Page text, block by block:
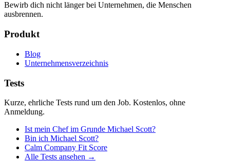
Bewirb dich nicht länger bei Unternehmen, die Menschen
ausbrennen.
Produkt
Blog
Unternehmensverzeichnis
Tests
Kurze, ehrliche Tests rund um den Job. Kostenlos, ohne
Anmeldung.
Ist mein Chef im Grunde Michael Scott?
Bin ich Michael Scott?
Calm Company Fit Score
Alle Tests ansehen →